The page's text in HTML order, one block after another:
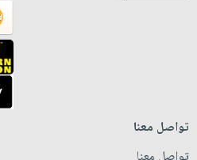
تواصل معنا